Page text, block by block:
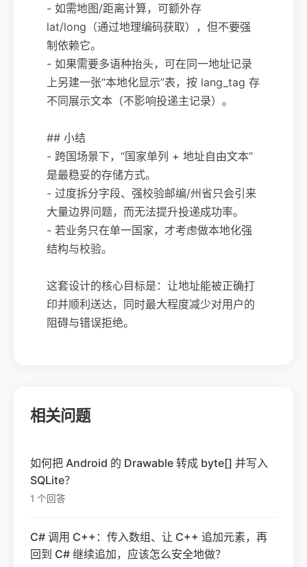
- 如需地图/距离计算，可额外存
lat/long（通过地理编码获取），但不要强
制依赖它。
- 如果需要多语种抬头，可在同一地址记录
上另建一张“本地化显示”表，按 lang_tag 存
不同展示文本（不影响投递主记录）。
## 小结
- 跨国场景下，“国家单列 + 地址自由文本”
是最稳妥的存储方式。
- 过度拆分字段、强校验邮编/州省只会引来
大量边界问题，而无法提升投递成功率。
- 若业务只在单一国家，才考虑做本地化强
结构与校验。
这套设计的核心目标是：让地址能被正确打
印并顺利送达，同时最大程度减少对用户的
阻碍与错误拒绝。
相关问题
如何把 Android 的 Drawable 转成 byte[] 并写入
SQLite？
1 个回答
C# 调用 C++：传入数组、让 C++ 追加元素，再
回到 C# 继续追加，应该怎么安全地做？